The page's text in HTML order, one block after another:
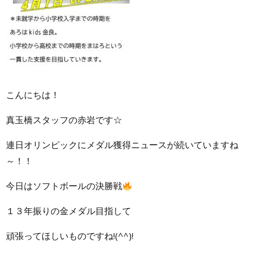
こんにちは！
真玉橋スタッフの赤岩です☆
連日オリンピックにメダル獲得ニュースが続いていますね
～！！
今日はソフトボールの決勝戦
１３年振りの金メダル目指して
頑張ってほしいものですね!(^^)!